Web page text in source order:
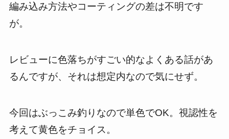
編み込み方法やコーティングの差は不明です
が。
レビューに色落ちがすごい的なよくある話があ
るんですが、それは想定内なので気にせず。
今回はぶっこみ釣りなので単色でOK。視認性を
考えて黄色をチョイス。